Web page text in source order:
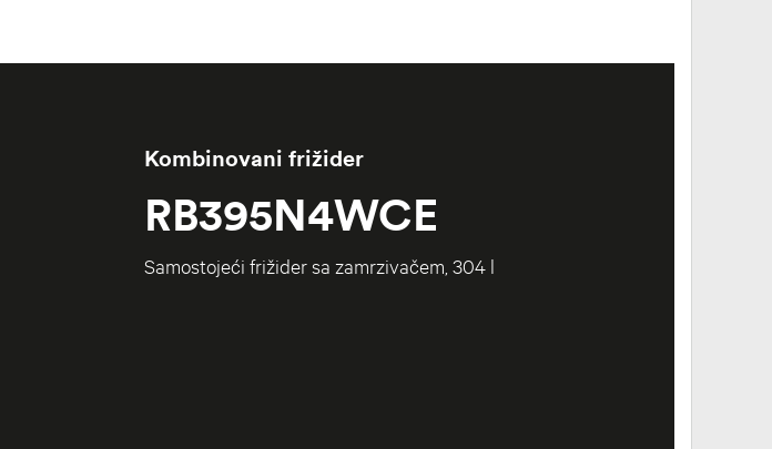
Kombinovani frižider
RB395N4WCE
Samostojeći frižider sa zamrzivačem, 304 l